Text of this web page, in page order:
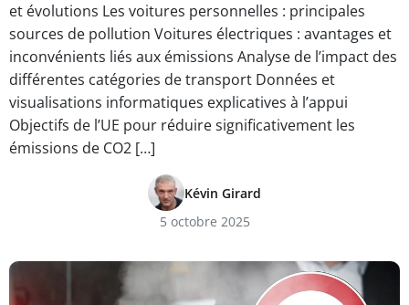
et évolutions Les voitures personnelles : principales
sources de pollution Voitures électriques : avantages et
inconvénients liés aux émissions Analyse de l’impact des
différentes catégories de transport Données et
visualisations informatiques explicatives à l’appui
Objectifs de l’UE pour réduire significativement les
émissions de CO2 […]
Kévin Girard
5 octobre 2025